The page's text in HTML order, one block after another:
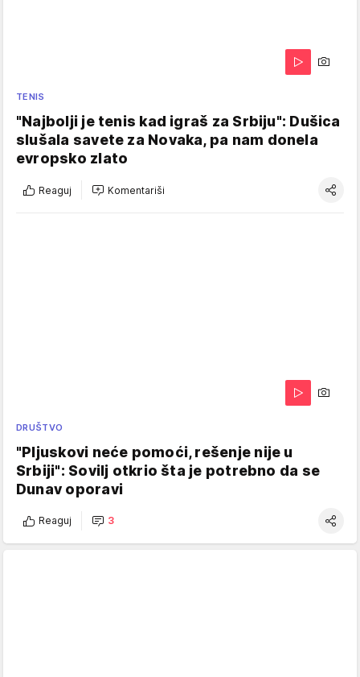
TENIS
"Najbolji je tenis kad igraš za Srbiju": Dušica
slušala savete za Novaka, pa nam donela
evropsko zlato
Reaguj Komentariši
DRUŠTVO
"Pljuskovi neće pomoći, rešenje nije u
Srbiji": Sovilj otkrio šta je potrebno da se
Dunav oporavi
Reaguj 3